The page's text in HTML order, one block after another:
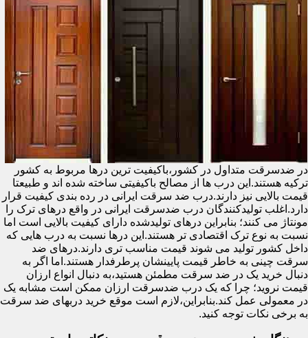
در ضدسرقت متداول در کشور،باکیفیت ترین درها مربوط به کشور
ترکیه هستند.این درب ها از مصالح باکیفیتی ساخته شده اند و طبیعتا
قیمت بالایی نیز دارند.درب ضد سرقت ایرانی در رده بندی کیفیت قرار
دارد.اغلب تولیدکنندگان درب ضدسرقت ایرانی در واقع درهای ترک را
مونتاژ می کنند؛ بنابراین درهای تولیدشده دارای کیفیت بالایی است اما
نسبت به نوع ترک اقتصادی تر هستند.این درها نسبت به درب هایی که
داخل کشور تولید می شوند قیمت مناسب تری دارند.درهای ضد
سرقت چینی به خاطر قیمت پایینشان پرطرفدار هستند.اما اگر به
دنبال خرید یک در ضد سرقت مطمئن هستید،به دنبال انواع ارزان
قیمت نروید؛ چرا که یک درب ضدسرقت ارزان ممکن است مشابه یک
در معمولی عمل کند.بنابراین،لازم است موقع خرید دربهای ضد سرقت
به برخی نکات توجه کنید.